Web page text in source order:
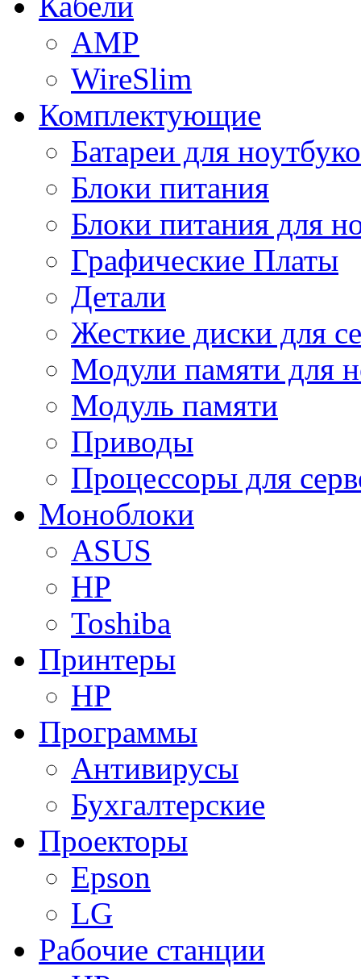
AMP
WireSlim
Комплектующие
Батареи для
Блоки питания
Блоки питания для
Графические Платы
Детали
Жесткие диски для
Модули памяти для
Модуль памяти
Приводы
Процессоры для
Моноблоки
ASUS
HP
Toshiba
Принтеры
HP
Программы
Антивирусы
Бухгалтерские
Проекторы
Epson
LG
Рабочие станции